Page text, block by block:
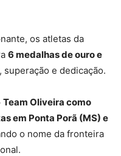
os atletas da
6 medalhas de ouro e
e dedicação.
Team Oliveira como
em Ponta Porã (MS) e
o nome da fronteira